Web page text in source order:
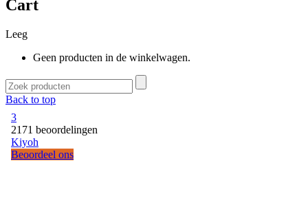
Cart
Leeg
Geen producten in de winkelwagen.
Back to top